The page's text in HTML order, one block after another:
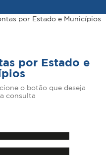
por Estado e Municípios
por Estado e
o botão que deseja
consulta